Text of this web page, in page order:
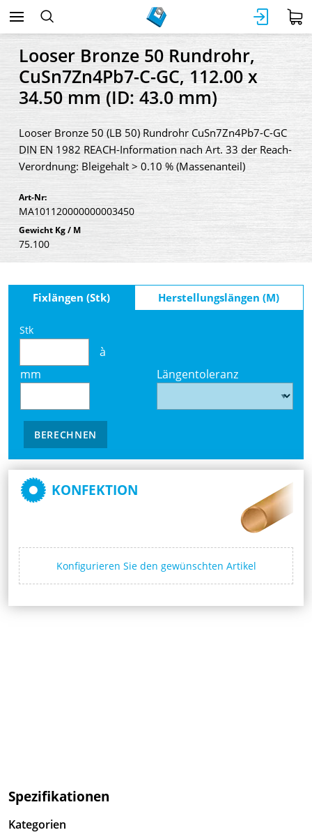
Looser Bronze 50 Rundrohr,
CuSn7Zn4Pb7-C-GC, 112.00 x
34.50 mm (ID: 43.0 mm)
Looser Bronze 50 (LB 50) Rundrohr CuSn7Zn4Pb7-C-GC
DIN EN 1982 REACH-Information nach Art. 33 der Reach-
Verordnung: Bleigehalt > 0.10 % (Massenanteil)
Art-Nr:
MA101120000000003450
Gewicht Kg / M
75.100
Fixlängen (Stk) Herstellungslängen (M)
Stk
à
mm
Längentoleranz
BERECHNEN
KONFEKTION
Konfigurieren Sie den gewünschten Artikel
Spezifikationen
Kategorien